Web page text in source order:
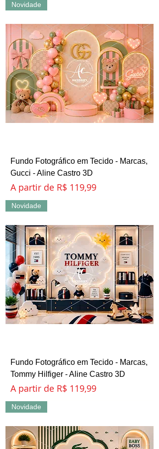
Novidade
Fundo Fotográfico em Tecido - Marcas,
Gucci - Aline Castro 3D
A partir de R$ 119,99
Preço promocional
Novidade
Fundo Fotográfico em Tecido - Marcas,
Tommy Hilfiger - Aline Castro 3D
A partir de R$ 119,99
Preço promocional
Novidade